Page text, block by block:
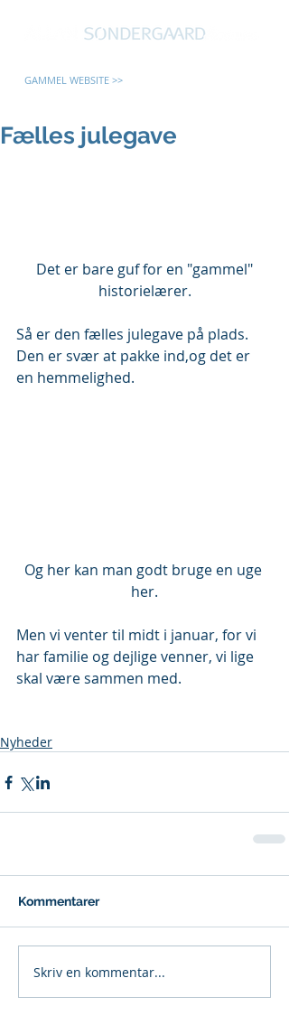
GAMMEL WEBSITE >>
Fælles julegave
historielærer.
Så er den fælles julegave på plads.
Den er svær at pakke ind,og det er
en hemmelighed.
Og her kan man godt bruge en uge
her.
Men vi venter til midt i januar, for vi
har familie og dejlige venner, vi lige
skal være sammen med.
Nyheder
Kommentarer
Skriv en kommentar...